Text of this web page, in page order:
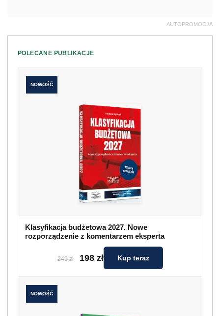
AUTOPROMOCJA
POLECANE PUBLIKACJE
NOWOŚĆ
Klasyfikacja budżetowa 2027. Nowe
rozporządzenie z komentarzem eksperta
249 zł 198 zł Kup teraz
NOWOŚĆ